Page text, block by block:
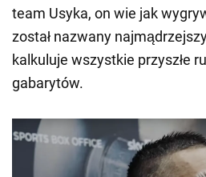
team Usyka, on wie jak
został nazwany
kalkuluje wszystkie przyszłe
gabarytów.